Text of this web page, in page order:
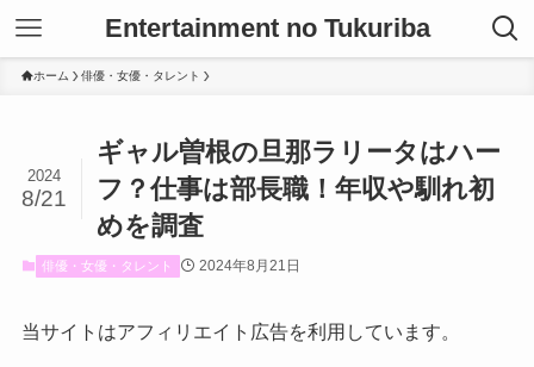
Entertainment no Tukuriba
ホーム 俳優・女優・タレント
ギャル曽根の旦那ラリータはハー
フ？仕事は部長職！年収や馴れ初
めを調査
2024
8/21
俳優・女優・タレント 2024年8月21日
当サイトはアフィリエイト広告を利用しています。